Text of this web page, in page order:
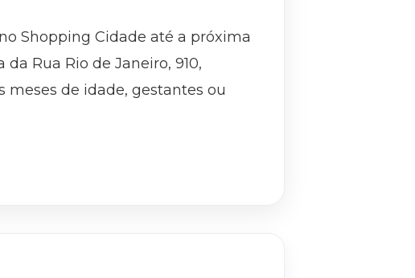
Shopping Cidade até a próxima
Rua Rio de Janeiro, 910,
meses de idade, gestantes ou